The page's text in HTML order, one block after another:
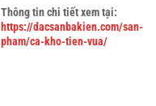
Thông tin chi tiết xem tại:
https://dacsanbakien.com/san-
pham/ca-kho-tien-vua/